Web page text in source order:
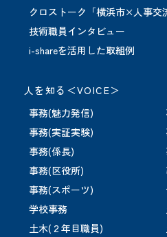
クロストーク「横浜市×人事交
技術職員インタビュー
i-shareを活用した取組例
人を知る＜VOICE＞
事務(魅力発信)
事務(実証実験)
事務(係長)
事務(区役所)
事務(スポーツ)
学校事務
土木(２年目職員)